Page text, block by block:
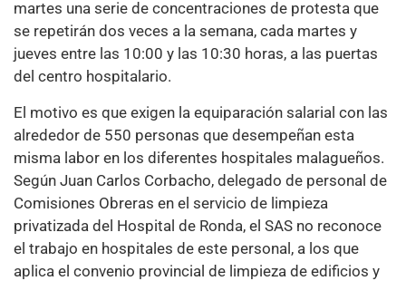
martes una serie de concentraciones de protesta que
se repetirán dos veces a la semana, cada martes y
jueves entre las 10:00 y las 10:30 horas, a las puertas
del centro hospitalario.
El motivo es que exigen la equiparación salarial con las
alrededor de 550 personas que desempeñan esta
misma labor en los diferentes hospitales malagueños.
Según Juan Carlos Corbacho, delegado de personal de
Comisiones Obreras en el servicio de limpieza
privatizada del Hospital de Ronda, el SAS no reconoce
el trabajo en hospitales de este personal, a los que
aplica el convenio provincial de limpieza de edificios y